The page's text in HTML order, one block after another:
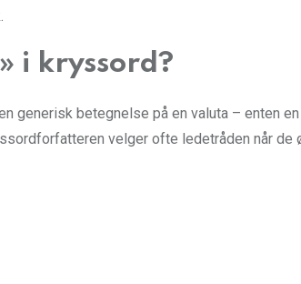
i kryssord?
generisk betegnelse på en valuta – enten
velger ofte ledetråden når de